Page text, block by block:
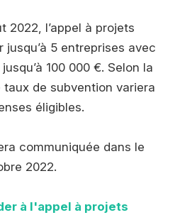
2022, l’appel à projets
jusqu’à 5 entreprises avec
100 000 €. Selon la
taux de subvention variera
éligibles.
communiquée dans le
2022.
à l'appel à projets